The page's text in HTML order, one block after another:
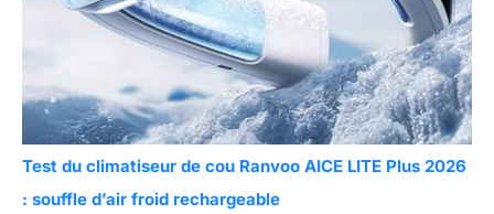
Test du climatiseur de cou Ranvoo AICE LITE Plus 2026
: souffle d’air froid rechargeable